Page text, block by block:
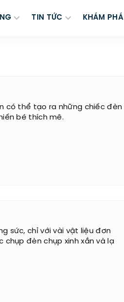
TIN TỨC KHÁM PHÁ
có thể tạo ra những chiếc đèn
bé thích mê.
sức, chỉ với vài vật liệu đơn
đèn chụp xinh xắn và lạ